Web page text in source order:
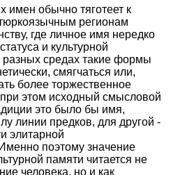
имен обычно тяготеет к
регионам
где личное имя нередко
и культурной
разных средах такие формы
смягчаться или,
более торжественное
этом исходный смысловой
это было бы имя,
линии предков, для другой -
элитарной
поэтому значение
памяти читается не
человека, но и как